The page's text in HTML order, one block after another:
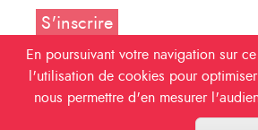
NOUS SUIVRE
En poursuivant votre navigation sur
l'utilisation de cookies pour
nous permettre d'en mesurer